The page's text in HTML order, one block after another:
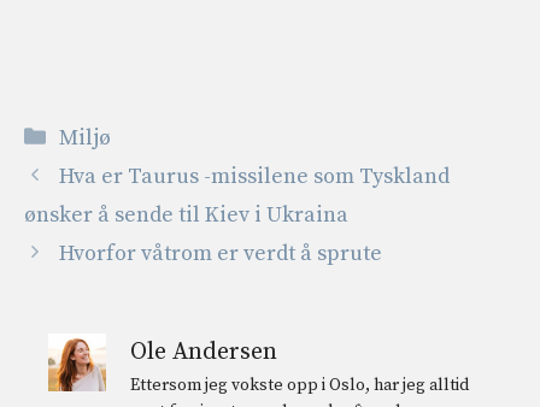
Kategorier
Miljø
Hva er Taurus -missilene som Tyskland
ønsker å sende til Kiev i Ukraina
Hvorfor våtrom er verdt å sprute
Ole Andersen
Ettersom jeg vokste opp i Oslo, har jeg alltid